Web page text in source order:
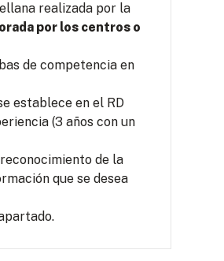
realizada por la
por los centros o
de competencia en
establece en el RD
(3 años con un
de la
que se desea